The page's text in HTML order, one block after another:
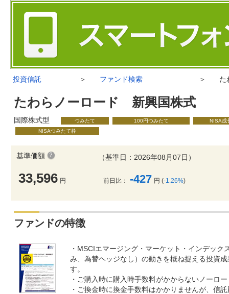
投資信託 ＞ ファンド検索 ＞ た
たわらノーロード 新興国株式
国際株式型 つみたて 100円つみたて
NISA成
NISAつみたて枠
基準価額
33,596 円
（基準日：2026年08月07日）
前日比： -427 円 (-1.26%)
ファンドの特徴
・MSCIエマージング・マーケット・インデック
み、為替ヘッジなし）の動きを概ね捉える投資
す。
・ご購入時に購入時手数料がかからないノーロ
・ご換金時に換金手数料はかかりませんが、信